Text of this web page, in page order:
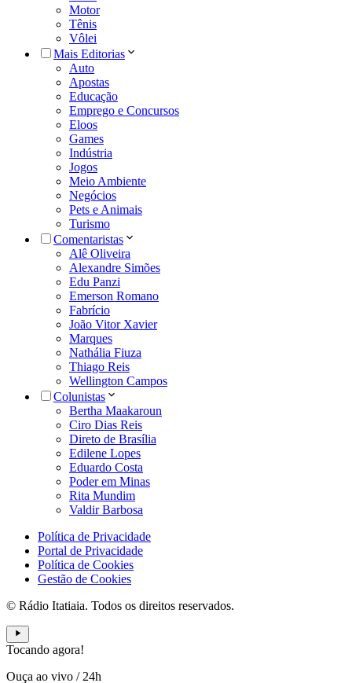
Motor
Tênis
Vôlei
Mais Editorias
Auto
Apostas
Educação
Emprego e Concursos
Eloos
Games
Indústria
Jogos
Meio Ambiente
Negócios
Pets e Animais
Turismo
Comentaristas
Alê Oliveira
Alexandre Simões
Edu Panzi
Emerson Romano
Fabrício
João Vitor Xavier
Marques
Nathália Fiuza
Thiago Reis
Wellington Campos
Colunistas
Bertha Maakaroun
Ciro Dias Reis
Direto de Brasília
Edilene Lopes
Eduardo Costa
Poder em Minas
Rita Mundim
Valdir Barbosa
Política de Privacidade
Portal de Privacidade
Política de Cookies
Gestão de Cookies
© Rádio Itatiaia. Todos os direitos reservados.
Tocando agora!
Ouça ao vivo / 24h